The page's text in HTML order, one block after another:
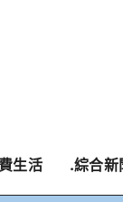
生活 .綜合新